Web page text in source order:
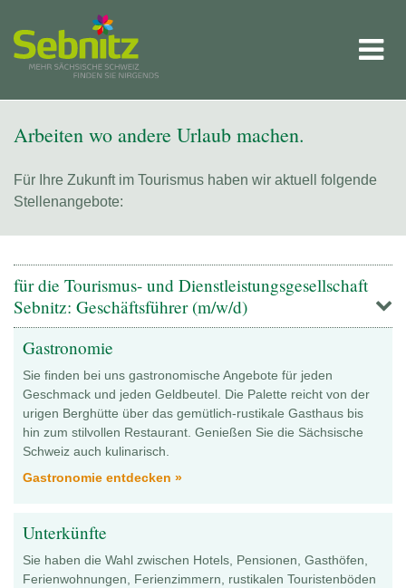
Arbeiten wo andere Urlaub machen.
Für Ihre Zukunft im Tourismus haben wir aktuell folgende
Stellenangebote:
für die Tourismus- und Dienstleistungsgesellschaft
Sebnitz: Geschäftsführer (m/w/d)
Gastronomie
Sie finden bei uns gastronomische Angebote für jeden
Geschmack und jeden Geldbeutel. Die Palette reicht von der
urigen Berghütte über das gemütlich-rustikale Gasthaus bis
hin zum stilvollen Restaurant. Genießen Sie die Sächsische
Schweiz auch kulinarisch.
Gastronomie entdecken »
Unterkünfte
Sie haben die Wahl zwischen Hotels, Pensionen, Gasthöfen,
Ferienwohnungen, Ferienzimmern, rustikalen Touristenböden